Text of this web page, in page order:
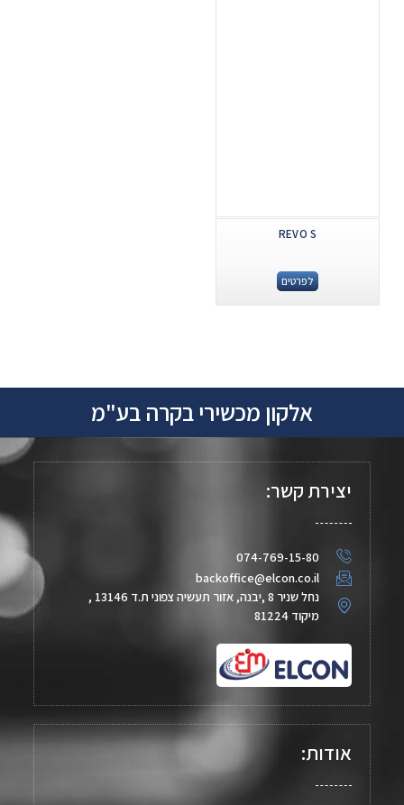
REVO S
לפרטים
אלקון מכשירי בקרה בע"מ
יצירת קשר:
074-769-15-80
backoffice@elcon.co.il
נחל שניר 8 ,יבנה, אזור תעשיה צפוני ת.ד 13146 ,
מיקוד 81224
אודות: